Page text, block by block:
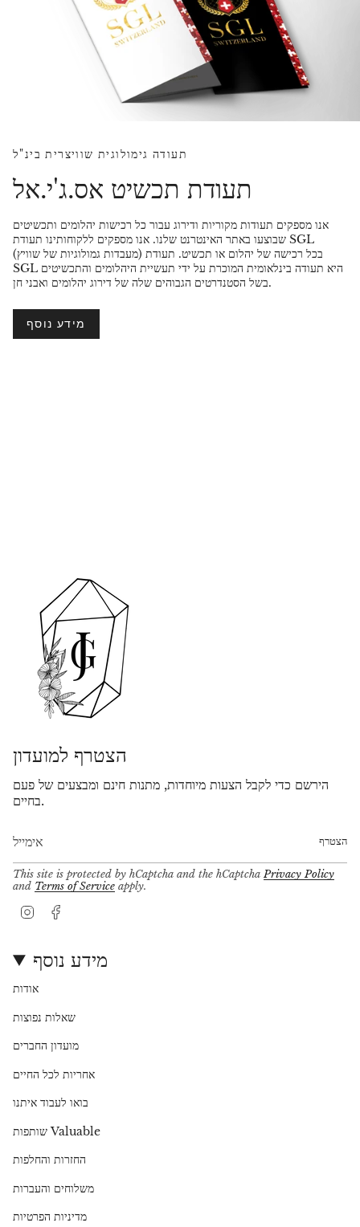
תעודה גימולוגית שוויצרית בינ"ל
תעודת תכשיט אס.ג'י.אל
אנו מספקים תעודות מקוריות ודירוג עבור כל רכישות יהלומים ותכשיטים
שבוצעו באתר האינטרנט שלנו. אנו מספקים ללקוחותינו תעודת SGL
(מעבדות גמולוגיות של שוויץ) בכל רכישה של יהלום או תכשיט. תעודת
SGL היא תעודה בינלאומית המוכרת על ידי תעשיית היהלומים והתכשיטים
בשל הסטנדרטים הגבוהים שלה של דירוג יהלומים ואבני חן.
מידע נוסף
הצטרף למועדון
הירשם כדי לקבל הצעות מיוחדות, מתנות חינם ומבצעים של פעם
בחיים.
הצטרף
This site is protected by hCaptcha and the hCaptcha Privacy Policy
and Terms of Service apply.
t
a
g
r
a
m
b
k
מידע נוסף
אודות
שאלות נפוצות
מועדון החברים
אחריות לכל החיים
בואו לעבוד איתנו
שותפות Valuable
החזרות והחלפות
משלוחים והעברות
מדיניות הפרטיות